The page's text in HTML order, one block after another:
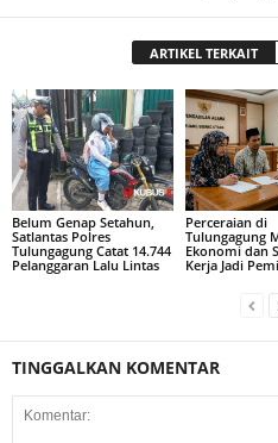
ARTIKEL TERKAIT
Belum Genap Setahun,
Satlantas Polres
Tulungagung Catat 14.744
Pelanggaran Lalu Lintas
Perceraian di
Tulungagung
Ekonomi dan
Kerja Jadi
TINGGALKAN KOMENTAR